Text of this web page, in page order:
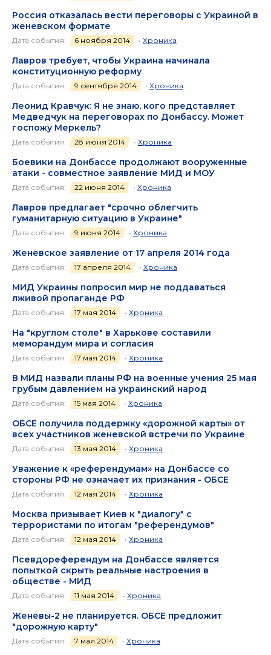
Россия отказалась вести переговоры с Украиной в
женевском формате
Дата события: 6 ноября 2014 • Хроника
Лавров требует, чтобы Украина начинала
конституционную реформу
Дата события: 9 сентября 2014 • Хроника
Леонид Кравчук: Я не знаю, кого представляет
Медведчук на переговорах по Донбассу. Может
госпожу Меркель?
Дата события: 28 июня 2014 • Хроника
Боевики на Донбассе продолжают вооруженные
атаки - совместное заявление МИД и МОУ
Дата события: 22 июня 2014 • Хроника
Лавров предлагает "срочно облегчить
гуманитарную ситуацию в Украине"
Дата события: 9 июня 2014 • Хроника
Женевское заявление от 17 апреля 2014 года
Дата события: 17 апреля 2014 • Хроника
МИД Украины попросил мир не поддаваться
лживой пропаганде РФ
Дата события: 17 мая 2014 • Хроника
На "круглом столе" в Харькове составили
меморандум мира и согласия
Дата события: 17 мая 2014 • Хроника
В МИД назвали планы РФ на военные учения 25 мая
грубым давлением на украинский народ
Дата события: 15 мая 2014 • Хроника
ОБСЕ получила поддержку «дорожной карты» от
всех участников женевской встречи по Украине
Дата события: 13 мая 2014 • Хроника
Уважение к «референдумам» на Донбассе со
стороны РФ не означает их признания - ОБСЕ
Дата события: 12 мая 2014 • Хроника
Москва призывает Киев к "диалогу" с
террористами по итогам "референдумов"
Дата события: 12 мая 2014 • Хроника
Псевдореферендум на Донбассе является
попыткой скрыть реальные настроения в
обществе - МИД
Дата события: 11 мая 2014 • Хроника
Женевы-2 не планируется. ОБСЕ предложит
"дорожную карту"
Дата события: 7 мая 2014 • Хроника